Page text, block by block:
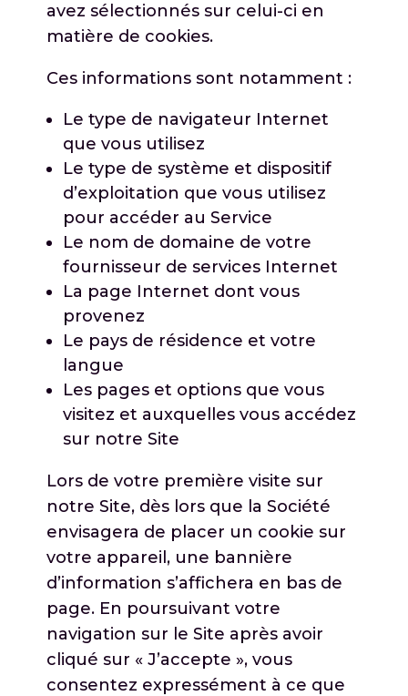
avez sélectionnés sur celui-ci en
matière de cookies.
Ces informations sont notamment :
Le type de navigateur Internet
que vous utilisez
Le type de système et dispositif
d’exploitation que vous utilisez
pour accéder au Service
Le nom de domaine de votre
fournisseur de services Internet
La page Internet dont vous
provenez
Le pays de résidence et votre
langue
Les pages et options que vous
visitez et auxquelles vous accédez
sur notre Site
Lors de votre première visite sur
notre Site, dès lors que la Société
envisagera de placer un cookie sur
votre appareil, une bannière
d’information s’affichera en bas de
page. En poursuivant votre
navigation sur le Site après avoir
cliqué sur « J’accepte », vous
consentez expressément à ce que